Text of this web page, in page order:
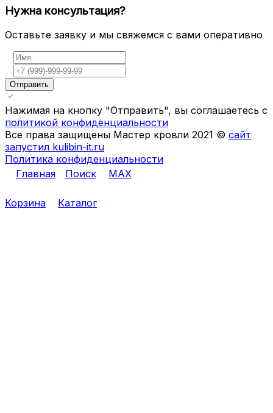
Нужна консультация?
Оставьте заявку и мы свяжемся с вами оперативно
Отправить
Нажимая на кнопку "Отправить", вы соглашаетесь с
политикой конфиденциальности
Все права защищены Мастер кровли 2021 © сайт
запустил kulibin-it.ru
Политика конфиденциальности
Главная
Поиск MAX
Корзина Каталог